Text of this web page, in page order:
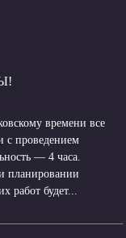
времени все
с проведением
— 4 часа.
планировании
работ будет...